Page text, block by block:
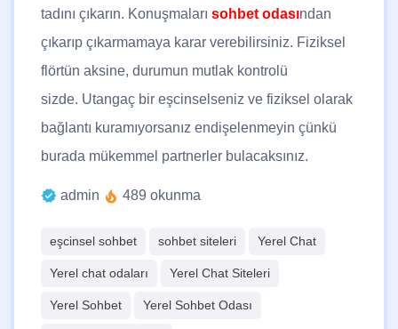
tadını çıkarın. Konuşmaları sohbet odasından
çıkarıp çıkarmamaya karar verebilirsiniz. Fiziksel
flörtün aksine, durumun mutlak kontrolü
sizde. Utangaç bir eşcinselseniz ve fiziksel olarak
bağlantı kuramıyorsanız endişelenmeyin çünkü
burada mükemmel partnerler bulacaksınız.
admin 489 okunma
eşcinsel sohbet sohbet siteleri Yerel Chat
Yerel chat odaları Yerel Chat Siteleri
Yerel Sohbet Yerel Sohbet Odası